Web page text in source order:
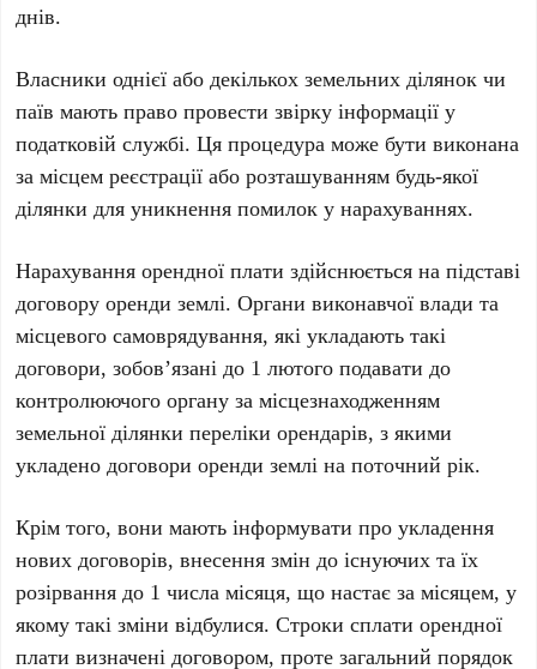
днів.
Власники однієї або декількох земельних ділянок чи
паїв мають право провести звірку інформації у
податковій службі. Ця процедура може бути виконана
за місцем реєстрації або розташуванням будь-якої
ділянки для уникнення помилок у нарахуваннях.
Нарахування орендної плати здійснюється на підставі
договору оренди землі. Органи виконавчої влади та
місцевого самоврядування, які укладають такі
договори, зобов’язані до 1 лютого подавати до
контролюючого органу за місцезнаходженням
земельної ділянки переліки орендарів, з якими
укладено договори оренди землі на поточний рік.
Крім того, вони мають інформувати про укладення
нових договорів, внесення змін до існуючих та їх
розірвання до 1 числа місяця, що настає за місяцем, у
якому такі зміни відбулися. Строки сплати орендної
плати визначені договором, проте загальний порядок